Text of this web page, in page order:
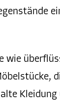
wie
Kleidung